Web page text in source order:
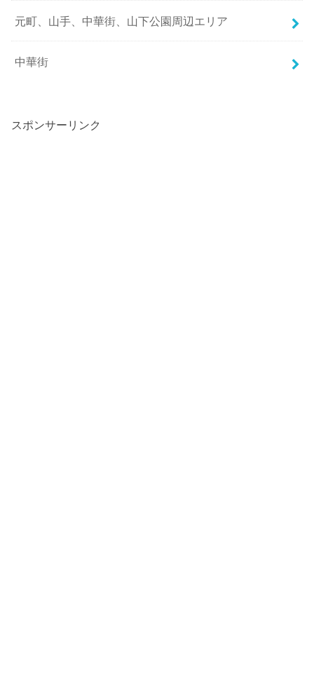
元町、山手、中華街、山下公園周辺エリア
中華街
スポンサーリンク